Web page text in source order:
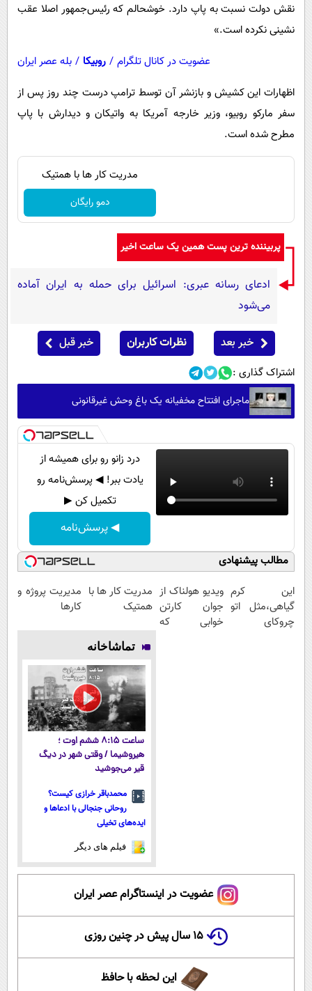
سیاست خارجی
نقش دولت نسبت به پاپ دارد. خوشحالم که رئیس‌جمهور اصلا عقب
نشینی نکرده است.»
عضویت در کانال تلگرام / روبیکا / بله عصر ایران
اظهارات این کشیش و بازنشر آن توسط ترامپ درست چند روز پس از
سفر مارکو روبیو، وزیر خارجه آمریکا به واتیکان و دیدارش با پاپ
مطرح شده است.
مدریت کار ها با همتیک
دمو رایگان
پربیننده ترین پست همین یک ساعت اخیر
ادعای رسانه عبری: اسرائیل برای حمله به ایران آماده
می‌شود
خبر بعد نظرات کاربران خبر قبل
اشتراک گذاری :
ماجرای افتتاح مخفیانه یک باغ وحش غیرقانونی
درد زانو رو برای همیشه از
یادت ببر! ◀ پرسش‌نامه رو
تکمیل کن ▶
◀ پرسش‌نامه
مطالب پیشنهادی
این کرم
گیاهی،مثل اتو
چروکای
ویدیو هولناک از
جوان کارتن
خوابی که
مدریت کار ها با
همتیک
مدیریت پروژه و
کارها
تماشاخانه
ساعت ۸:۱۵ ششم اوت ؛
هیروشیما / وقتی شهر در دیگ
قیر می‌جوشید
محمدباقر خرازی کیست؟
روحانی جنجالی با ادعاها و
ایده‌های تخیلی
فیلم های دیگر
عضویت در اینستاگرام عصر ایران
۱۵ سال پیش در چنین روزی
این لحظه با حافظ